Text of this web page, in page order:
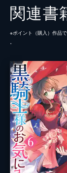
関連書
※ポイント（購⼊）作品
。